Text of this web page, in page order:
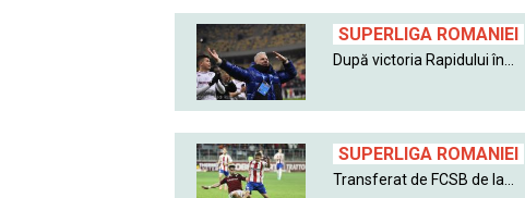
SUPERLIGA ROMANIEI
După victoria Rapidului în...
SUPERLIGA ROMANIEI
Transferat de FCSB de la...